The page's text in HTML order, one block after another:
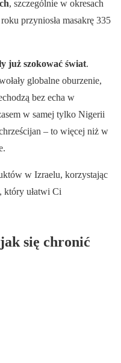
, szczególnie w okresach
przyniosła masakrę 335
już szokować świat.
globalne oburzenie,
bez echa w
w samej tylko Nigerii
– to więcej niż w
w Izraelu, korzystając
, który ułatwi Ci
się chronić